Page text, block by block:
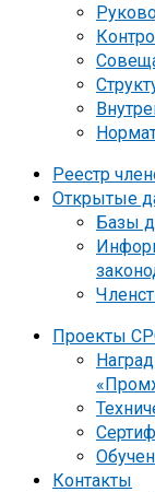
Реестр
Открытые
Базы
Проекты
Контакты